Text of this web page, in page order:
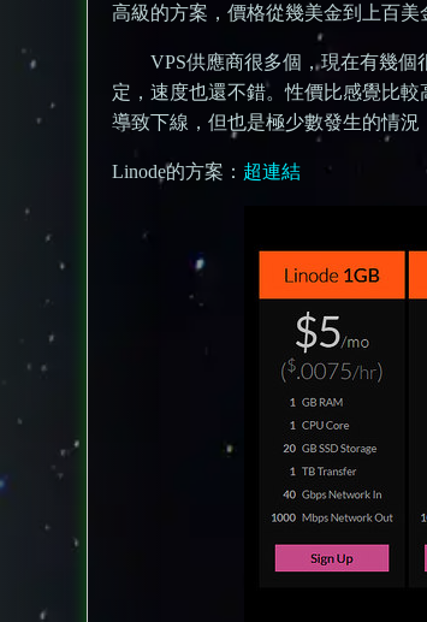
高級的方案，價格從幾美金到上百美
VPS供應商很多個，現在有幾個
定，速度也還不錯。性價比感覺比
導致下線，但也是極少數發生的情況
Linode的方案： 超連結